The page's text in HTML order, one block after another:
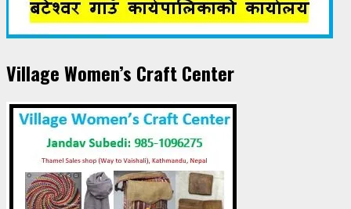
Village Women’s Craft Center